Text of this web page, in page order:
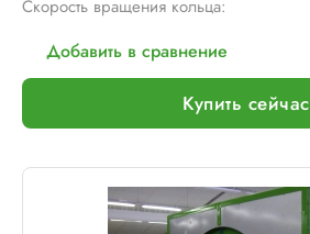
Скорость вращения кольца:
Добавить в сравнение
Купить сейчас